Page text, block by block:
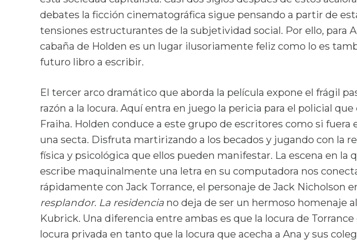
debates la ficción cinematográfica sigue pensando a partir de
tensiones estructurantes de la subjetividad social. Por ello, para
cabaña de Holden es un lugar ilusoriamente feliz como lo es
futuro libro a escribir.
El tercer arco dramático que aborda la película expone el frágil
razón a la locura. Aquí entra en juego la pericia para el policial que
Fraiha. Holden conduce a este grupo de escritores como si fuera
una secta. Disfruta martirizando a los becados y jugando con la
física y psicológica que ellos pueden manifestar. La escena en la
escribe maquinalmente una letra en su computadora nos
rápidamente con Jack Torrance, el personaje de Jack Nicholson
resplandor. La residenciano deja de ser un hermoso homenaje
Kubrick. Una diferencia entre ambas es que la locura de Torrance
locura privada en tanto que la locura que acecha a Ana y sus